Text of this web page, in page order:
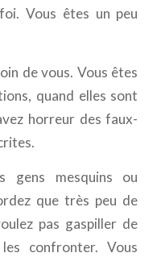
Vous êtes un peu
de vous. Vous êtes
quand elles sont
horreur des faux-
gens mesquins ou
que très peu de
pas gaspiller de
confronter. Vous